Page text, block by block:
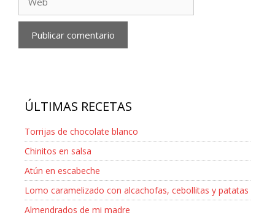
ÚLTIMAS RECETAS
Torrijas de chocolate blanco
Chinitos en salsa
Atún en escabeche
Lomo caramelizado con alcachofas, cebollitas y patatas
Almendrados de mi madre